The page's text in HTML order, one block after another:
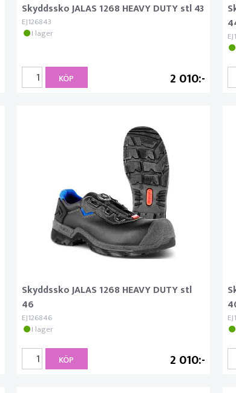
Skyddssko JALAS 1268 HEAVY DUTY stl 43
EJ126843
I lager
2 010
KÖP
Skyddssko JALAS 1268 HEAVY DUTY stl
46
EJ126846
I lager
2 010
KÖP